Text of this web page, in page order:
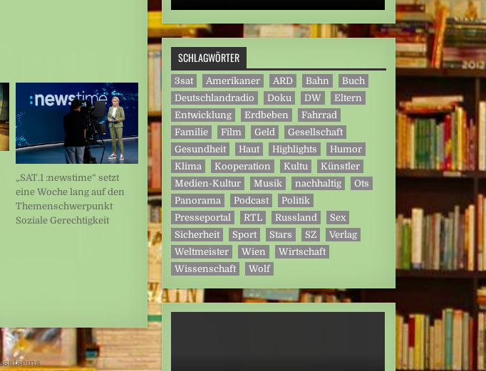
„SAT.1 :newstime“ setzt
eine Woche lang auf den
Themenschwerpunkt
Soziale Gerechtigkeit
SCHLAGWÖRTER
3sat Amerikaner ARD Bahn
Buch
Deutschlandradio
Doku DW
Eltern
Entwicklung
Erdbeben
Fahrrad
Familie
Film Geld
Gesellschaft
Gesundheit
Haut Highlights
Humor
Klima
Kooperation Kultu
Künstler
Medien-Kultur
Musik nachhaltig
Ots
Panorama
Podcast
Politik
Presseportal
RTL Russland
Sex
Sicherheit
Sport Stars SZ
Verlag
Weltmeister
Wien
Wirtschaft
Wissenschaft
Wolf